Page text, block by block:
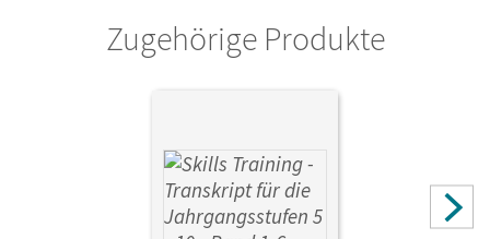
Zugehörige Produkte